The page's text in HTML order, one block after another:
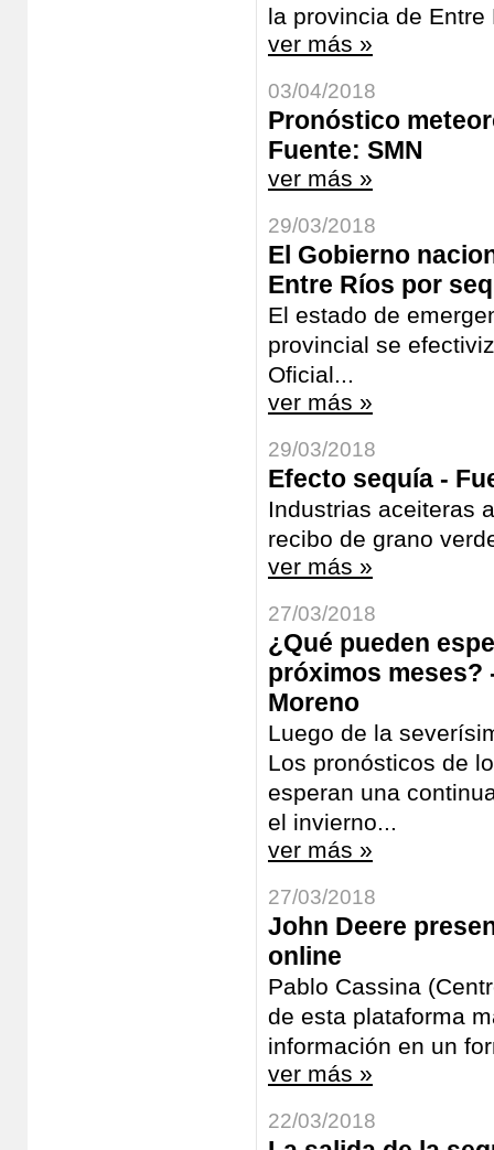
la provincia de Entre
ver más »
03/04/2018
Pronóstico
Fuente: SMN
ver más »
29/03/2018
El Gobierno
Entre Ríos por
El estado de
provincial se
Oficial...
ver más »
29/03/2018
Efecto sequía -
Industrias aceiteras
recibo de grano
ver más »
27/03/2018
¿Qué pueden
próximos meses?
Moreno
Luego de la
Los pronósticos de
esperan una
el invierno...
ver más »
27/03/2018
John Deere
online
Pablo Cassina
de esta plataforma
información en un
ver más »
22/03/2018